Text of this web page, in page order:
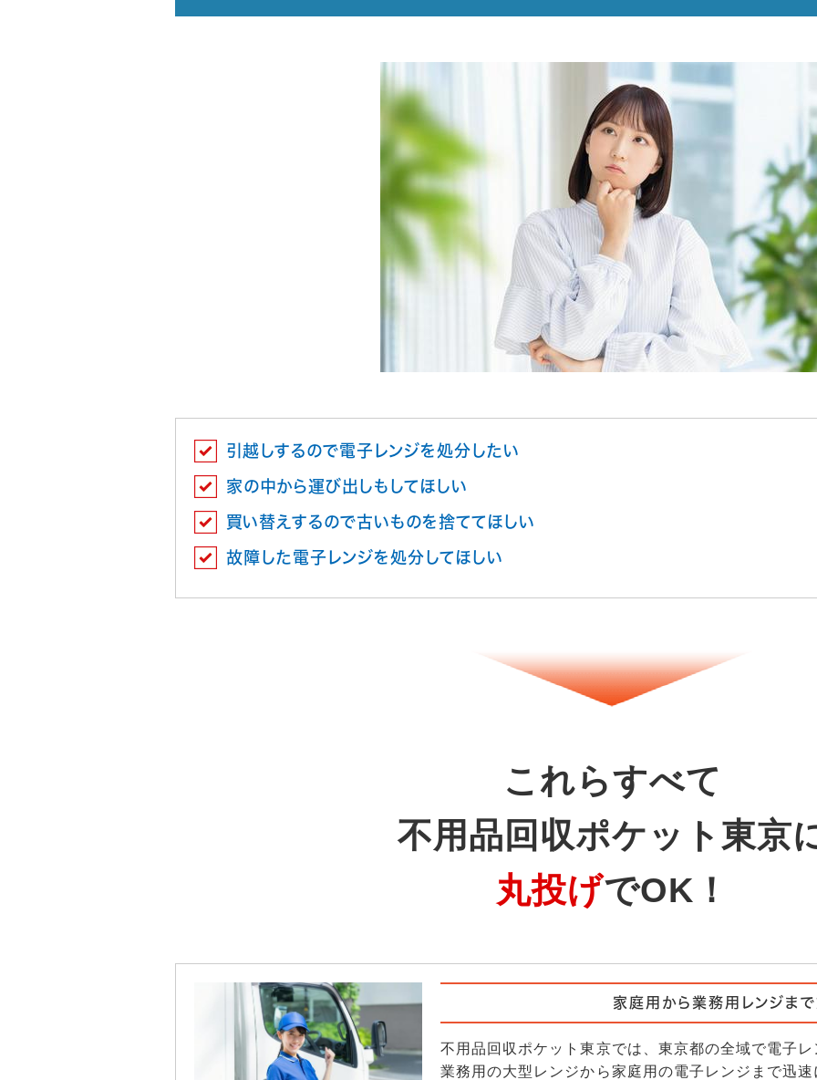
引越しするので電子レンジを処分したい
家の中から運び出しもしてほしい
買い替えするので古いものを捨ててほしい
故障した電子レンジを処分してほしい
これらすべて
不用品回収ポケット東京
丸投げでOK！
家庭用から業務用レンジまで
不用品回収ポケット東京では、東京都の全域で電子レ
業務用の大型レンジから家庭用の電子レンジまで迅